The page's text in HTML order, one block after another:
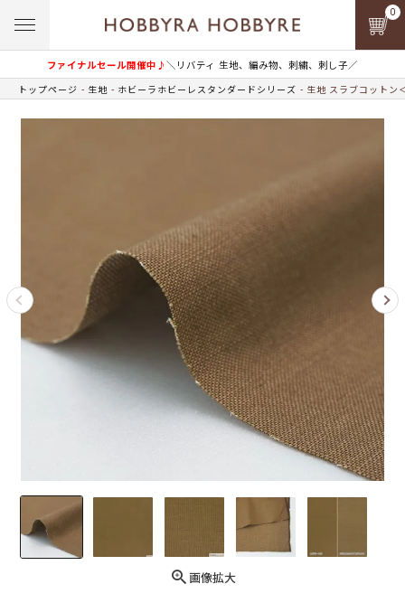
ファイナルセール開催中♪＼リバティ 生地、編み物、刺繍、刺し子／
0
トップページ 生地 ホビーラホビーレスタンダードシリーズ 生地 スラブコットン
画像拡大